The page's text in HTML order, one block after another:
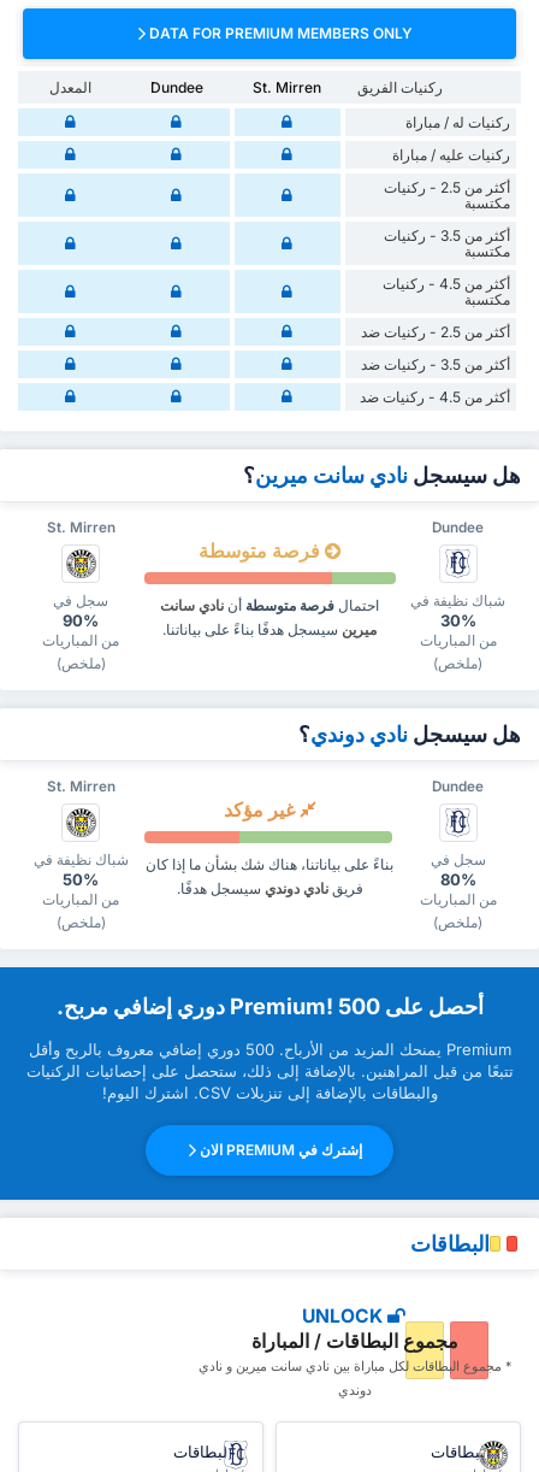
DATA FOR PREMIUM MEMBERS ONLY
ركنيات الفريق St. Mirren
Dundee
المعدل
‏ركنيات له / مباراة
‏ركنيات ‏عليه / مباراة
أكثر من 2.5 - ركنيات
مكتسبة
أكثر من 3.5 - ركنيات
مكتسبة
أكثر من 4.5 - ركنيات
مكتسبة
أكثر من 2.5 - ركنيات ضد
أكثر من 3.5 - ركنيات ضد
أكثر من 4.5 - ركنيات ضد
هل سيسجل نادي سانت ميرين؟
St. Mirren Dundee
سجل في
90%
من المباريات
(ملخص)
فرصة متوسطة
احتمال فرصة متوسطة أن نادي سانت
ميرين سيسجل هدفًا بناءً على بياناتنا.
شباك نظيفة في
30%
من المباريات
(ملخص)
هل سيسجل نادي دوندي؟
St. Mirren Dundee
شباك نظيفة في
50%
من المباريات
(ملخص)
غير مؤكد
بناءً على بياناتنا، هناك شك بشأن ما إذا كان
فريقنادي دوندي سيسجل هدفًا.
سجل في
80%
من المباريات
(ملخص)
‏أحصل على Premium! 500 دوري إضافي مربح.
Premium ‏يمنحك المزيد من ‏الأرباح. 500 دوري إضافي معروف بالربح وأقل
تتبعًا من قبل ‏المراهنين. بالإضافة إلى ذلك، ستحصل على إحصائيات الركنيات
والبطاقات بالإضافة إلى تنزيلات CSV. اشترك اليوم!
إشترك في PREMIUM الان
البطاقات
UNLOCK
مجموع البطاقات / المباراة
* مجموع البطاقات ‏لكل مباراة بين نادي سانت ميرين و نادي
دوندي
البطاقات البطاقات